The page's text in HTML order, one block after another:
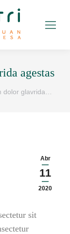
agestas
dolor glavrida…
Abr
11
2020
sit